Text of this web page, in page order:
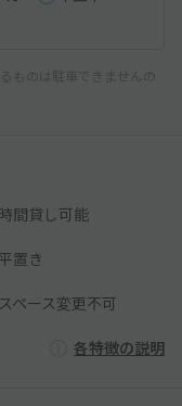
ものは駐車できませんの
時間貸し可能
置き
スペース変更不可
各特徴の説明